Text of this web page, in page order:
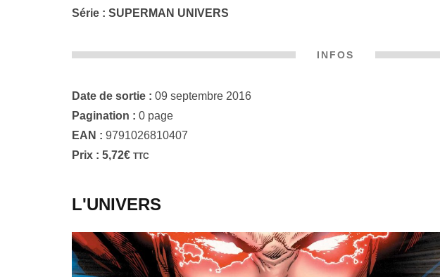
Série : SUPERMAN UNIVERS
INFOS
Date de sortie : 09 septembre 2016
Pagination : 0 page
EAN : 9791026810407
Prix : 5,72€ TTC
L'UNIVERS